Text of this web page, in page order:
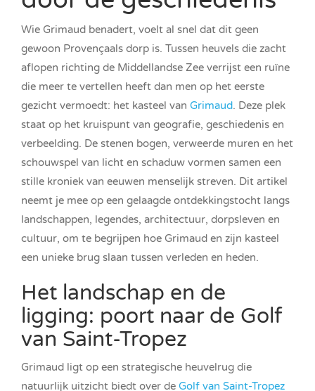
Wie Grimaud benadert, voelt al snel dat dit geen
gewoon Provençaals dorp is. Tussen heuvels die zacht
aflopen richting de Middellandse Zee verrijst een ruïne
die meer te vertellen heeft dan men op het eerste
gezicht vermoedt: het kasteel van Grimaud. Deze plek
staat op het kruispunt van geografie, geschiedenis en
verbeelding. De stenen bogen, verweerde muren en het
schouwspel van licht en schaduw vormen samen een
stille kroniek van eeuwen menselijk streven. Dit artikel
neemt je mee op een gelaagde ontdekkingstocht langs
landschappen, legendes, architectuur, dorpsleven en
cultuur, om te begrijpen hoe Grimaud en zijn kasteel
een unieke brug slaan tussen verleden en heden.
Het landschap en de
ligging: poort naar de Golf
van Saint-Tropez
Grimaud ligt op een strategische heuvelrug die
natuurlijk uitzicht biedt over de Golf van Saint-Tropez